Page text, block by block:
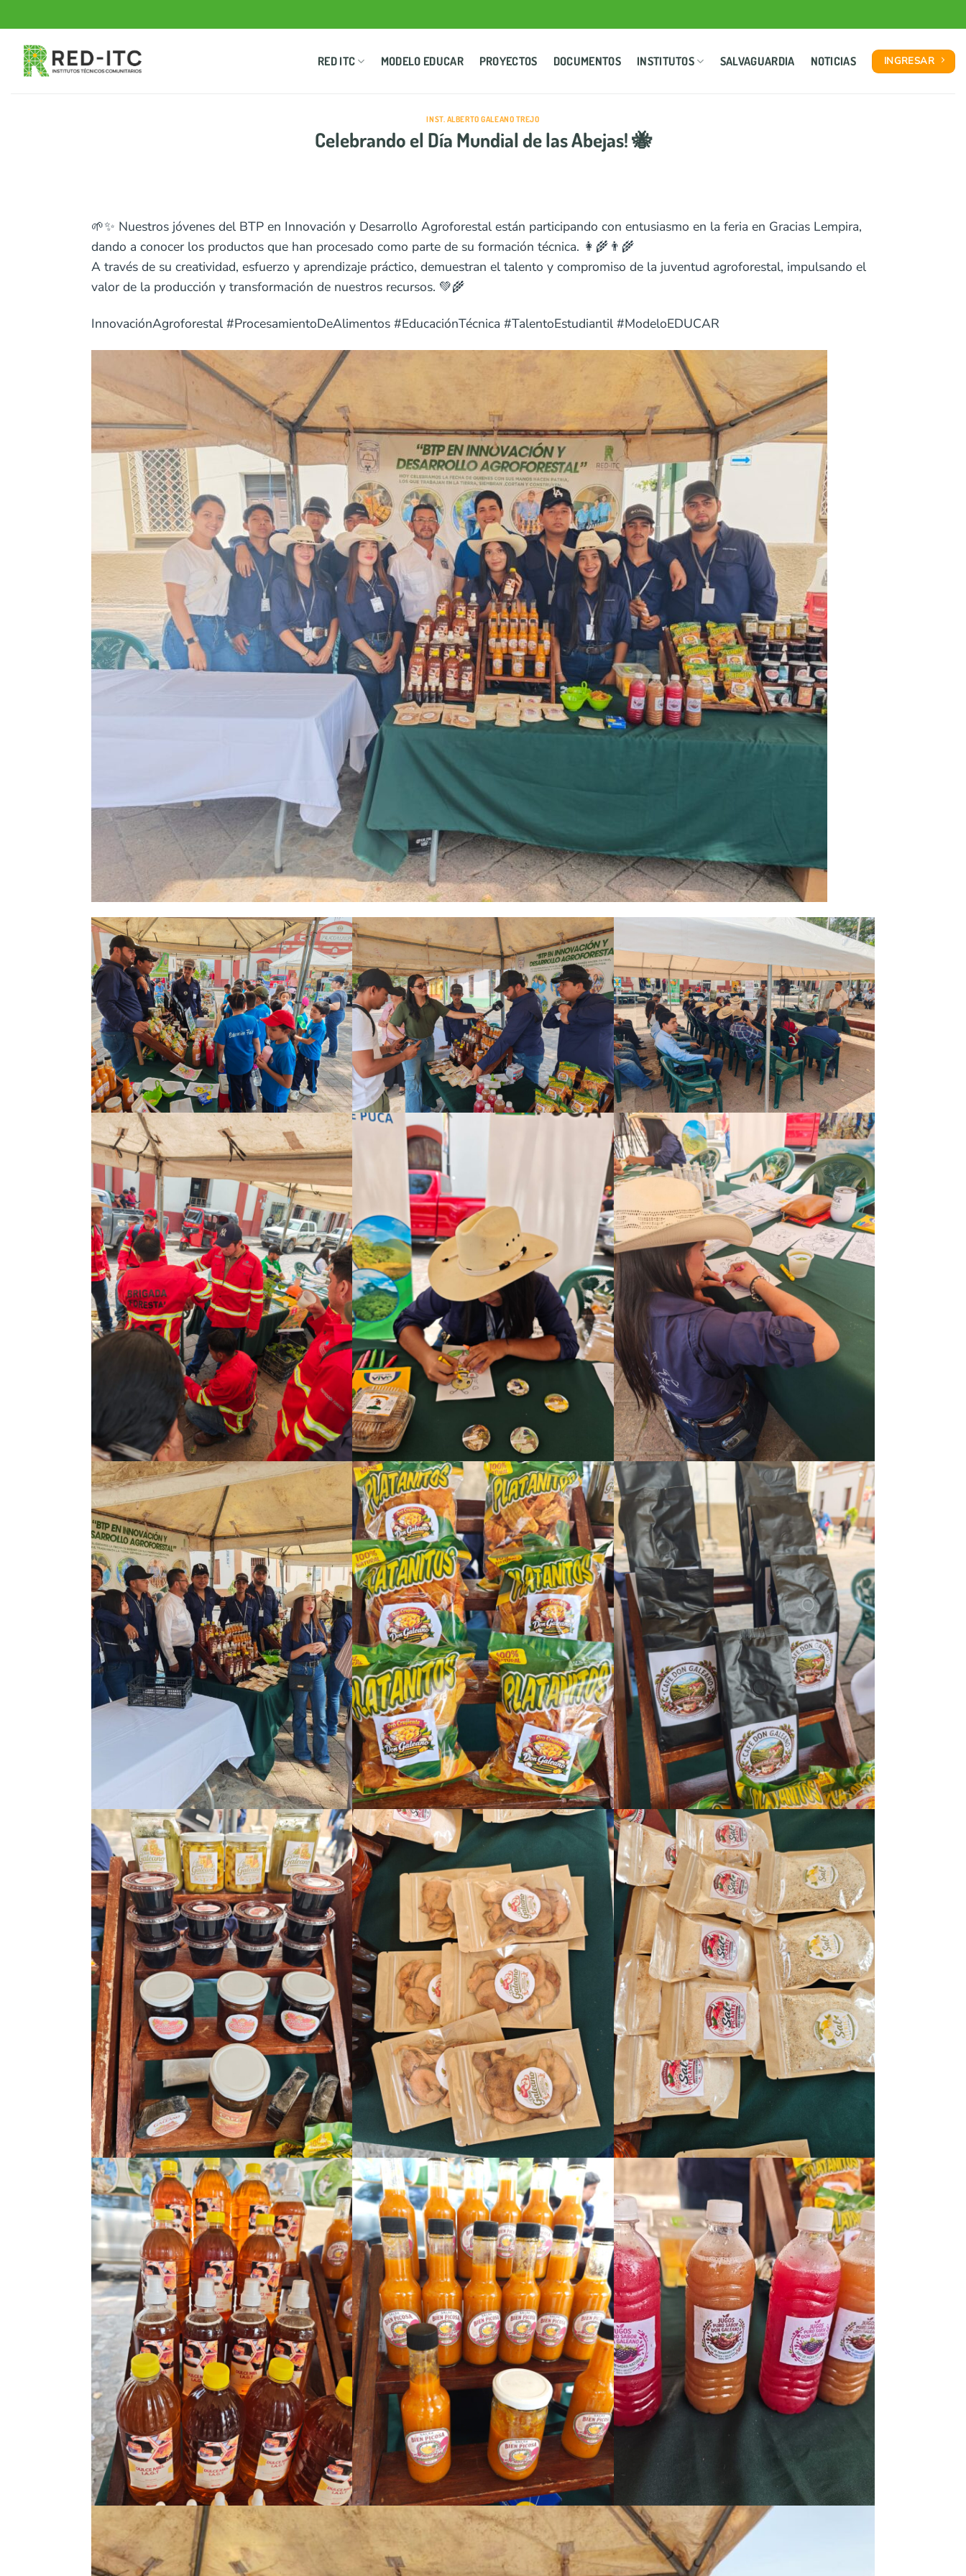
al
contenido
RED ITC MODELO EDUCAR PROYECTOS DOCUMENTOS INSTITUTOS SALVAGUARDIA NOTICIAS INGRESAR
INST. ALBERTO GALEANO TREJO
Celebrando el Día Mundial de las Abejas! 🐝
🌱✨ Nuestros jóvenes del BTP en Innovación y Desarrollo Agroforestal están participando con entusiasmo en la feria en Gracias Lempira,
dando a conocer los productos que han procesado como parte de su formación técnica. 👩‍🌾👨‍🌾
A través de su creatividad, esfuerzo y aprendizaje práctico, demuestran el talento y compromiso de la juventud agroforestal, impulsando el
valor de la producción y transformación de nuestros recursos. 💚🌾
InnovaciónAgroforestal #ProcesamientoDeAlimentos #EducaciónTécnica #TalentoEstudiantil #ModeloEDUCAR